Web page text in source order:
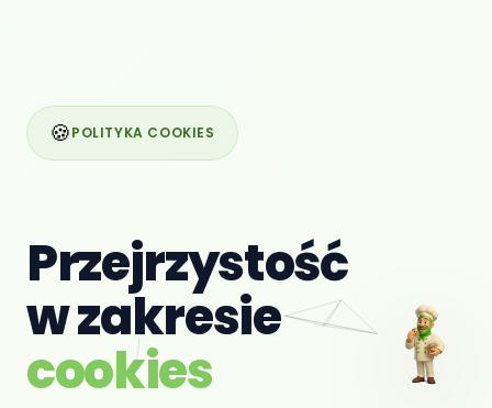
🍪POLITYKA COOKIES
Przejrzystość
w zakresie
cookies